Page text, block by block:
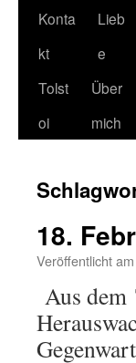
Konta
kt
Lieb
e
Tolst
oi
Über
mich
18.
Veröffentlicht am
Aus